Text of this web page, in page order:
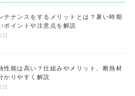
テナンスをするメリットとは？暑い時期
ポイントや注意点を解説
性能は高い？仕組みやメリット、断熱材
かりやすく解説